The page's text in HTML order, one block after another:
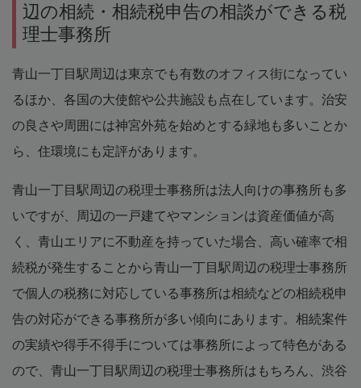
辺の相続・相続税申告の相談ができる税
理士事務所
青山一丁目駅周辺は東京でも有数のオフィス街になってい
るほか、各国の大使館や公共施設も点在しています。治安
の良さや周囲には神宮外苑を始めとする緑地も多いことか
ら、住環境にも定評があります。
青山一丁目駅周辺の税理士事務所は法人向けの事務所も多
いですが、周辺の一戸建てやマンションは資産価値が高
く、青山エリアに不動産を持っていた場合、高い確率で相
続税が発生することから青山一丁目駅周辺の税理士事務所
で個人の税務に対応している事務所は相続などの相続税申
告の対応ができる事務所が多い傾向にあります。相続案件
の実績や得手不得手については事務所によって特色がある
ので、青山一丁目駅周辺の税理士事務所はもちろん、渋谷